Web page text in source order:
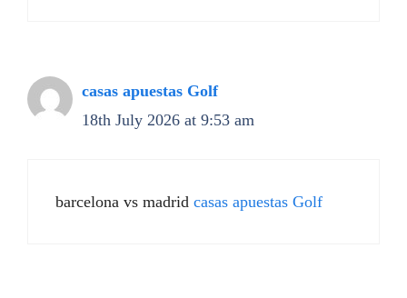
casas apuestas Golf
18th July 2026 at 9:53 am
barcelona vs madrid casas apuestas Golf